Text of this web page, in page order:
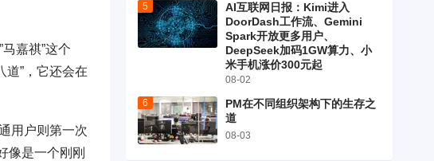
嘉祺”这个
道”，它还会在
用户则第一次
像是一个刚刚
AI互联网日报：Kimi进入
DoorDash工作流、Gemini
Spark开放更多用户、
DeepSeek加码1GW算力、小
米手机涨价300元起
08-02
PM在不同组织架构下的生存之
道
08-03